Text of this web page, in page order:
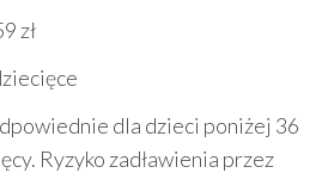
zł
dla dzieci poniżej 36
Ryzyko zadławienia przez